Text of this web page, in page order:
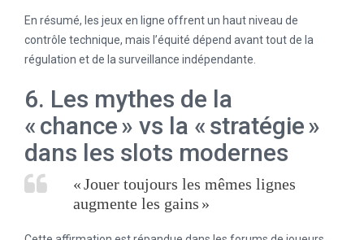
En résumé, les jeux en ligne offrent un haut niveau de
contrôle technique, mais l’équité dépend avant tout de la
régulation et de la surveillance indépendante.
6. Les mythes de la
« chance » vs la « stratégie »
dans les slots modernes
« Jouer toujours les mêmes lignes
augmente les gains »